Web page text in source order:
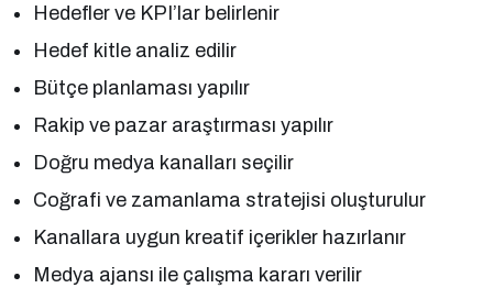
Hedefler ve KPI’lar belirlenir
Hedef kitle analiz edilir
Bütçe planlaması yapılır
Rakip ve pazar araştırması yapılır
Doğru medya kanalları seçilir
Coğrafi ve zamanlama stratejisi oluşturulur
Kanallara uygun kreatif içerikler hazırlanır
Medya ajansı ile çalışma kararı verilir